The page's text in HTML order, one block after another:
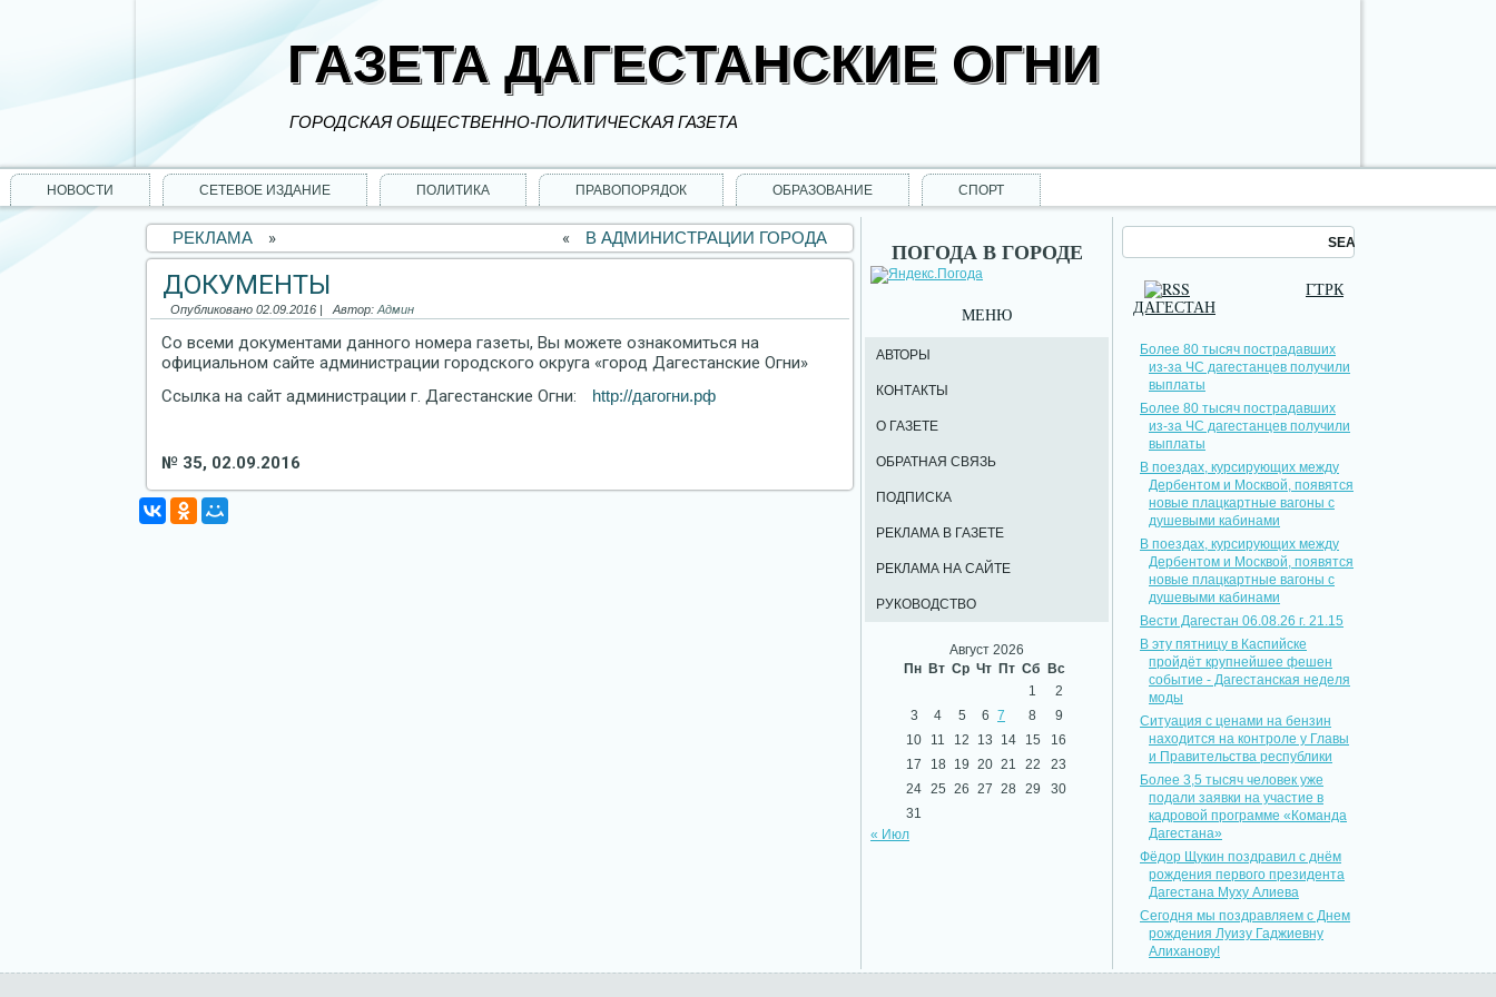
ГАЗЕТА ДАГЕСТАНСКИЕ ОГНИ
ГОРОДСКАЯ ОБЩЕСТВЕННО-ПОЛИТИЧЕСКАЯ ГАЗЕТА
НОВОСТИ СЕТЕВОЕ ИЗДАНИЕ ПОЛИТИКА ПРАВОПОРЯДОК ОБРАЗОВАНИЕ СПОРТ
РЕКЛАМА » « В АДМИНИСТРАЦИИ ГОРОДА
ДОКУМЕНТЫ
Опубликовано 02.09.2016 | Автор: Админ
Со всеми документами данного номера газеты, Вы можете ознакомиться на
официальном сайте администрации городского округа «город Дагестанские Огни»
Ссылка на сайт администрации г. Дагестанские Огни:
http://дагогни.рф
№ 35, 02.09.2016
ПОГОДА В ГОРОДЕ
МЕНЮ
АВТОРЫ
КОНТАКТЫ
О ГАЗЕТЕ
ОБРАТНАЯ СВЯЗЬ
ПОДПИСКА
РЕКЛАМА В ГАЗЕТЕ
РЕКЛАМА НА САЙТЕ
РУКОВОДСТВО
Август 2026
Пн Вт Ср Чт Пт Сб
Вс
1
2
3
4 5 6 7 8
9
10
11 12 13 14 15
16
17
18 19 20 21 22
23
24 25 26 27 28 29
30
31
« Июл
ГТРК
ДАГЕСТАН
Более 80 тысяч пострадавших
из-за ЧС дагестанцев получили
выплаты
Более 80 тысяч пострадавших
из-за ЧС дагестанцев получили
выплаты
В поездах, курсирующих между
Дербентом и Москвой, появятся
новые плацкартные вагоны с
душевыми кабинами
В поездах, курсирующих между
Дербентом и Москвой, появятся
новые плацкартные вагоны с
душевыми кабинами
Вести Дагестан 06.08.26 г. 21.15
В эту пятницу в Каспийске
пройдёт крупнейшее фешен
событие - Дагестанская неделя
моды
Ситуация с ценами на бензин
находится на контроле у Главы
и Правительства республики
Более 3,5 тысяч человек уже
подали заявки на участие в
кадровой программе «Команда
Дагестана»
Фёдор Щукин поздравил с днём
рождения первого президента
Дагестана Муху Алиева
Сегодня мы поздравляем с Днем
рождения Луизу Гаджиевну
Алиханову!